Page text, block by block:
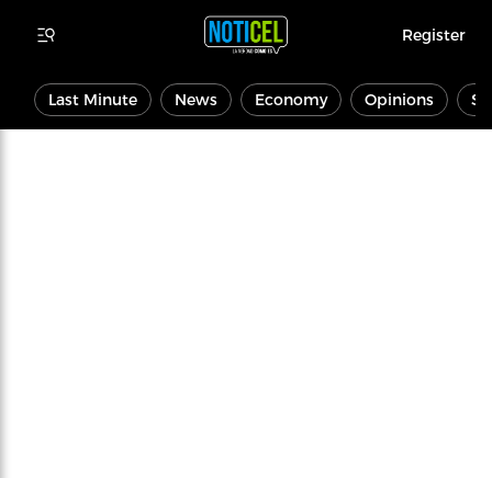
Register
Last Minute News Economy Opinions